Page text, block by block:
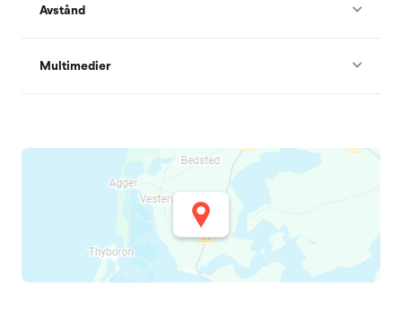
Avstånd
Multimedier